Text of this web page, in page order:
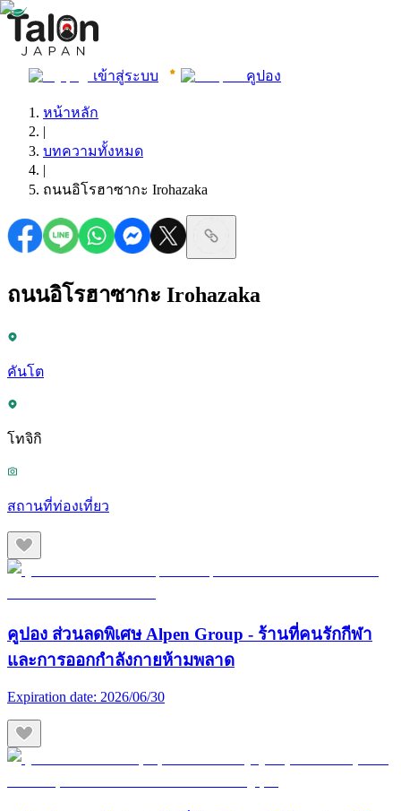
เข้าสู่ระบบ คูปอง
หน้าหลัก
|
บทความทั้งหมด
|
ถนนอิโรฮาซากะ Irohazaka
ถนนอิโรฮาซากะ Irohazaka
คันโต
โทจิกิ
สถานที่ท่องเที่ยว
คูปอง ส่วนลดพิเศษ Alpen Group - ร้านที่คนรักกีฬา
และการออกกำลังกายห้ามพลาด
Expiration date: 2026/06/30